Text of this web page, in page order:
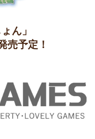
】
・日・祝日を除いた3
ます。
きない場合やお時間を
や報告に関しまして
があります。
しかねる場合がありま
関してはホームページ
ん」
予定！